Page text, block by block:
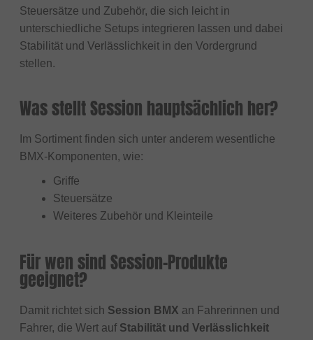
Steuersätze und Zubehör, die sich leicht in
unterschiedliche Setups integrieren lassen und dabei
Stabilität und Verlässlichkeit in den Vordergrund
stellen.
Was stellt Session hauptsächlich her?
Im Sortiment finden sich unter anderem wesentliche
BMX-Komponenten, wie:
Griffe
Steuersätze
Weiteres Zubehör und Kleinteile
Für wen sind Session-Produkte
geeignet?
Damit richtet sich Session BMX an Fahrerinnen und
Fahrer, die Wert auf Stabilität und Verlässlichkeit